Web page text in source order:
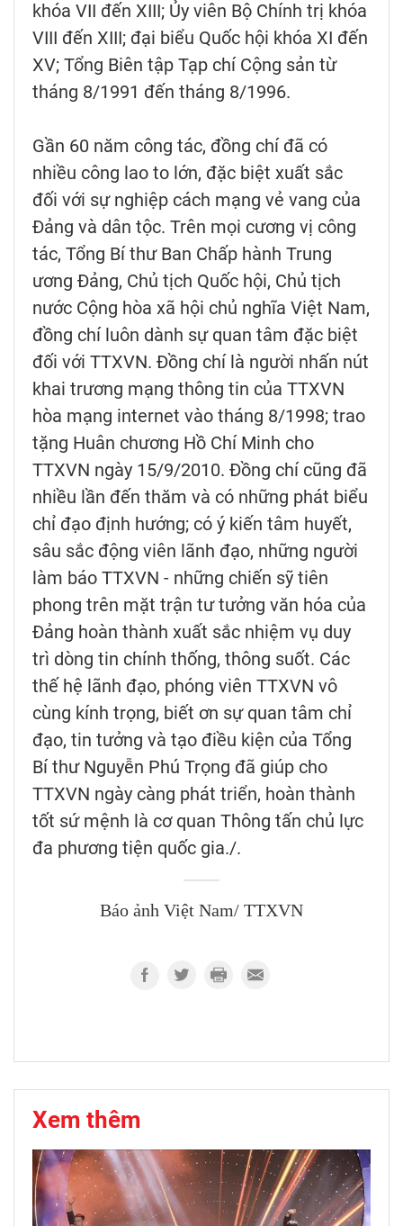
khóa VII đến XIII; Ủy viên Bộ Chính trị khóa
VIII đến XIII; đại biểu Quốc hội khóa XI đến
XV; Tổng Biên tập Tạp chí Cộng sản từ
tháng 8/1991 đến tháng 8/1996.
Gần 60 năm công tác, đồng chí đã có
nhiều công lao to lớn, đặc biệt xuất sắc
đối với sự nghiệp cách mạng vẻ vang của
Đảng và dân tộc. Trên mọi cương vị công
tác, Tổng Bí thư Ban Chấp hành Trung
ương Đảng, Chủ tịch Quốc hội, Chủ tịch
nước Cộng hòa xã hội chủ nghĩa Việt Nam,
đồng chí luôn dành sự quan tâm đặc biệt
đối với TTXVN. Đồng chí là người nhấn nút
khai trương mạng thông tin của TTXVN
hòa mạng internet vào tháng 8/1998; trao
tặng Huân chương Hồ Chí Minh cho
TTXVN ngày 15/9/2010. Đồng chí cũng đã
nhiều lần đến thăm và có những phát biểu
chỉ đạo định hướng; có ý kiến tâm huyết,
sâu sắc động viên lãnh đạo, những người
làm báo TTXVN - những chiến sỹ tiên
phong trên mặt trận tư tưởng văn hóa của
Đảng hoàn thành xuất sắc nhiệm vụ duy
trì dòng tin chính thống, thông suốt. Các
thế hệ lãnh đạo, phóng viên TTXVN vô
cùng kính trọng, biết ơn sự quan tâm chỉ
đạo, tin tưởng và tạo điều kiện của Tổng
Bí thư Nguyễn Phú Trọng đã giúp cho
TTXVN ngày càng phát triển, hoàn thành
tốt sứ mệnh là cơ quan Thông tấn chủ lực
đa phương tiện quốc gia./.
Báo ảnh Việt Nam/ TTXVN
Xem thêm